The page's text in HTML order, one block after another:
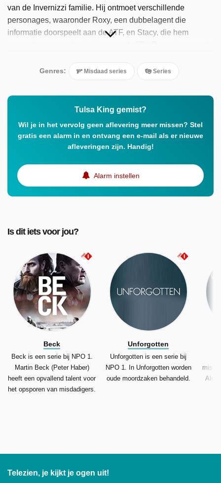
van de Invernizzi familie. Hij ontmoet verschillende
personages, waaronder Roxy, een dubbelagent die
informatie doorspeelt aan de ATF, en Stacy, die hem
geconfronteerd terwijl hij zijn criminele imperium opbouwt
en zijn familie probeert te beschermen.
Genres: Misdaad series Series
Tulsa King gemist?
Wil je in het vervolg geen aflevering meer missen? Stel
gratis een alarm in en ontvang een e-mail als er nieuwe
afleveringen zijn. Handig!
Alarm instellen
Is dit iets voor jou?
Beck
Beck is een serie bij NPO 1.
Martin Beck (Peter Haber)
heeft een opvallend talent voor
het opsporen van misdadigers.
Unforgotten
Unforgotten is een serie bij
NPO 1. In Unforgotten worden
oude moordzaken behandeld.
Telezien, je kijkt je ogen uit!